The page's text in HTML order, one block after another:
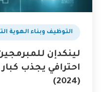
التوظيف وبناء الهوية
لينكدإن
احترافي يجذب
(2024)